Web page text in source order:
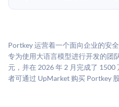
司可比倍数应用私有公司折
息不对称。此估值不构成投
格存在重大差异。
Portkey 运营着一个面向企业的安
专为使用大语言模型进行开发的团
元，并在 2026 年 2 月完成了
者可通过 UpMarket 购买 Portkey 股